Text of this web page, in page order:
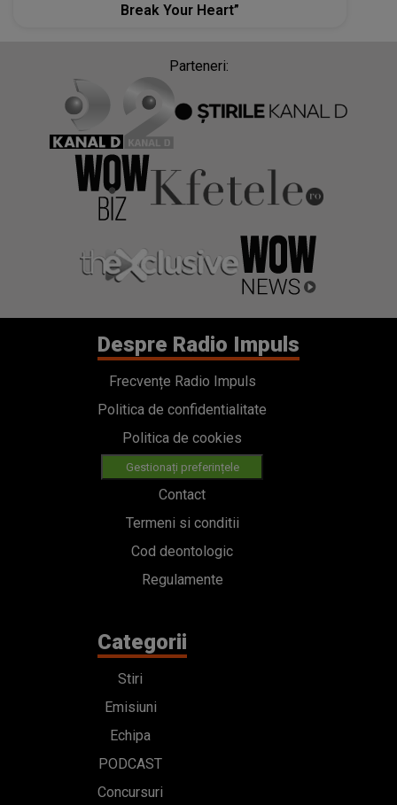
Break Your Heart”
Parteneri:
Despre Radio Impuls
Frecvențe Radio Impuls
Politica de confidentialitate
Politica de cookies
Gestionați preferințele
Contact
Termeni si conditii
Cod deontologic
Regulamente
Categorii
Stiri
Emisiuni
Echipa
PODCAST
Concursuri